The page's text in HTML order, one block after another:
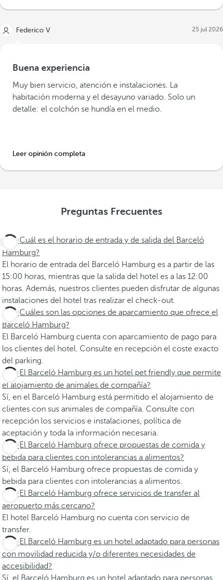
Federico V 25 jul 2026
Buena experiencia
Muy bien servicio, atención e instalaciones. La
habitación moderna y el desayuno variado. Solo un
detalle: el colchón se hundía en el medio.
Leer opinión completa
Preguntas Frecuentes
¿Cuál es el horario de entrada y de salida del Barceló
Hamburg?
El horario de entrada del Barceló Hamburg es a partir de las
15:00 horas, mientras que la salida del hotel es a las 12:00
horas. Además, nuestros clientes pueden disfrutar de algunas
instalaciones del hotel tras realizar el check-out.
¿Cuáles son las opciones de aparcamiento que ofrece el
Barceló Hamburg?
El Barceló Hamburg cuenta con aparcamiento de pago para
los clientes del hotel. Consulte en recepción el coste exacto
del parking.
¿El Barceló Hamburg es un hotel pet friendly que permite
el alojamiento de animales de compañía?
Sí, en el Barceló Hamburg está permitido el alojamiento de
clientes con sus animales de compañía. Consulte con
recepción los servicios e instalaciones, política de
aceptación y toda la información necesaria.
¿El Barceló Hamburg ofrece propuestas de comida y
bebida para clientes con intolerancias a alimentos?
Sí, el Barceló Hamburg ofrece propuestas de comida y
bebida para clientes con intolerancias a alimentos.
¿El Barceló Hamburg ofrece servicios de transfer al
aeropuerto más cercano?
El hotel Barceló Hamburg no cuenta con servicio de
transfer.
¿El Barceló Hamburg es un hotel adaptado para personas
con movilidad reducida y/o diferentes necesidades de
accesibilidad?
Sí, el Barceló Hamburg es un hotel adaptado para personas